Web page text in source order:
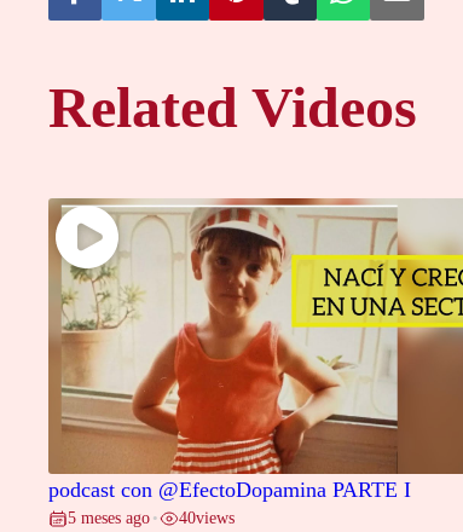
Related Videos
podcast con @EfectoDopamina PARTE I
5 meses ago • 40views